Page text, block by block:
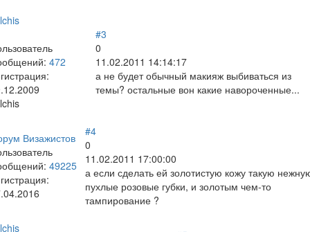
472
#3
0
11.02.2011 14:14:17
а не будет обычный макияж выбиваться из
темы? остальные вон какие навороченные...
Визажистов
49225
#4
0
11.02.2011 17:00:00
а если сделать ей золотистую кожу такую
пухлые розовые губки, и золотым чем-то
тампирование ?